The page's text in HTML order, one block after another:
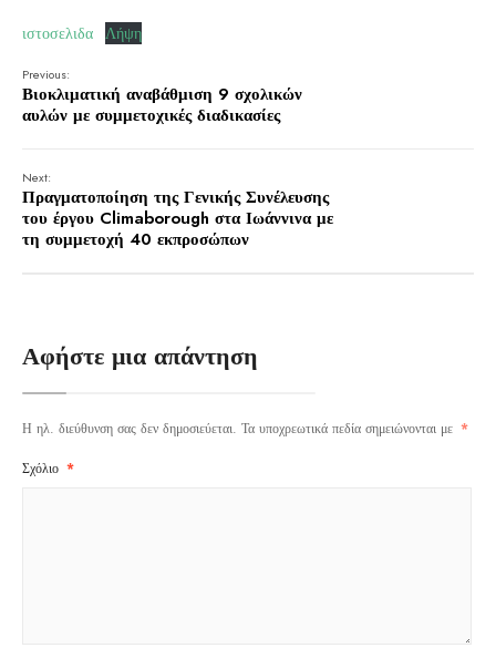
ιστοσελιδα Λήψη
Previous:
Βιοκλιματική αναβάθμιση 9 σχολικών
αυλών με συμμετοχικές διαδικασίες
Next:
Πραγματοποίηση της Γενικής Συνέλευσης
του έργου Climaborough στα Ιωάννινα με
τη συμμετοχή 40 εκπροσώπων
Αφήστε μια απάντηση
Η ηλ. διεύθυνση σας δεν δημοσιεύεται. Τα υποχρεωτικά πεδία σημειώνονται με *
Σχόλιο *